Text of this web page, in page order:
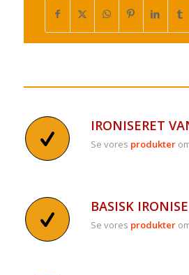
IRONISERET
Se vores produkter
BASISK
Se vores produkter